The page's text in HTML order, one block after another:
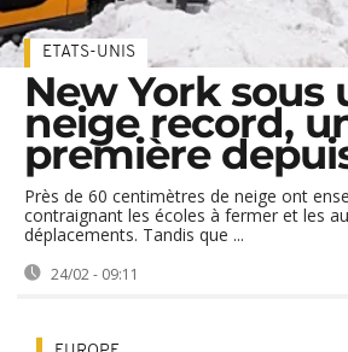
ETATS-UNIS
New York sous
neige record,
première
Près de 60 centimètres de neige ont
contraignant les écoles à fermer et les
déplacements. Tandis que ...
24/02 - 09:11